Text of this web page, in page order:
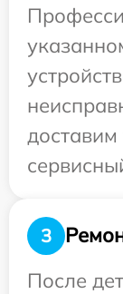
доставим
3
После